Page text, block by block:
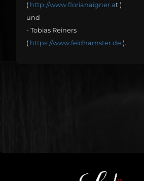
(http://www.florianaigner.at )
und
- Tobias Reiners
(https://www.feldhamster.de ).